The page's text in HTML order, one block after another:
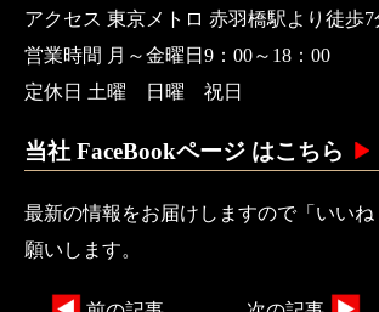
アクセス 東京メトロ 赤羽橋駅より徒歩7
営業時間 月～金曜日9：00～18：00
定休日 土曜 日曜 祝日
当社 FaceBookページ はこちら
最新の情報をお届けしますので「いい
願いします。